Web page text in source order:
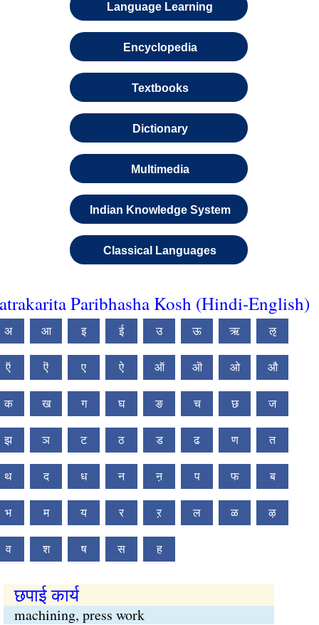
Language Learning
Encyclopedia
Textbooks
Dictionary
Multimedia
Indian Knowledge System
Classical Languages
Paribhasha Kosh (Hindi-English)
अ आ इ ई उ ऊ ऋ ऌ
ऍ ऎ ए ऐ ऑ ऒ ओ औ
क ख ग घ ङ च छ ज
झ ञ ट ठ ड ढ ण त
थ द ध न ऩ प फ ब
भ म य र ऱ ल ळ ऴ
व श ष स ह
छपाई कार्य
machining, press work